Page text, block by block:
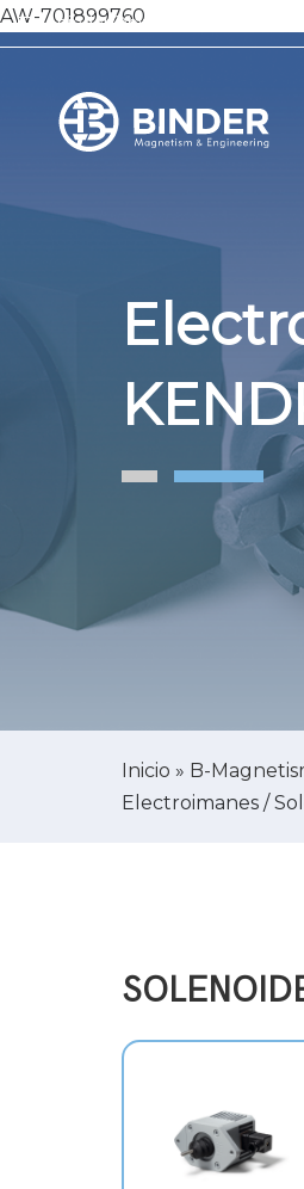
binder@binder-es.com
AW-701899760
Inicio » B-
Electroimanes /